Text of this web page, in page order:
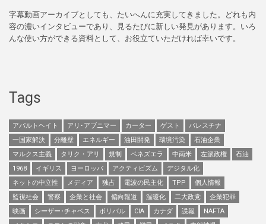
字幕動画アーカイブとしても、たいへんに充実してきました。どれも内
容の濃いインタビューであり、見るたびに新しい発見があります。いろ
んな使い方ができる資料として、お役立ていただければ幸いです。
Tags
アパルトヘイト アリ･アブニマー カーター ゲスト
パレスチナ
一国家解決
分離壁 エネルギー 油田開発 環境汚染
石油企業
マルクス主義
タリク・アリ 規制 ベネズエラ 中南米 左派政権
石油
1968
イギリス ヨーロッパ アクティビズム
デジタル化
ネットの中立性
メディア 独占 電波の民主化 TPP
個人情報
監視社会
警察 企業と社会 偏向報道 温暖化 二大政党
企業犯罪
映画
シーザー･チャベス ボリバル CIA カナダ 諜報
NAFTA